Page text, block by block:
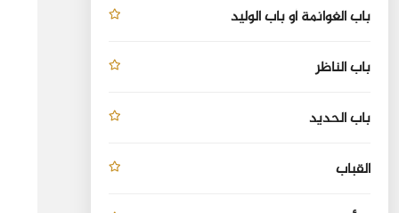
باب الغوانمة أو باب الوليد
باب الناظر
باب الحديد
القباب